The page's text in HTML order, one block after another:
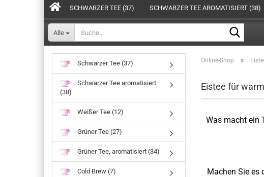
Alle
SCHWARZER TEE (37) SCHWARZER TEE AROMATISIERT (38)
Online-Shop »
Eistee für
Was macht ein
Machen Sie es
Schwarzer Tee (37)
Schwarzer Tee aromatisiert
(38)
Weißer Tee (12)
Grüner Tee (27)
Grüner Tee, aromatisiert (34)
Cold Brew (7)